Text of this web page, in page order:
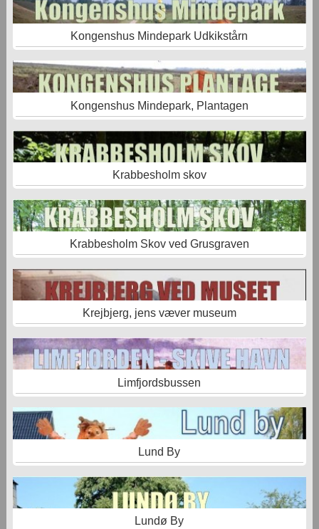
Kongenshus Mindepark Udkikstårn
Kongenshus Mindepark, Plantagen
Krabbesholm skov
Krabbesholm Skov ved Grusgraven
Krejbjerg, jens væver museum
Limfjordsbussen
Lund By
Lundø By